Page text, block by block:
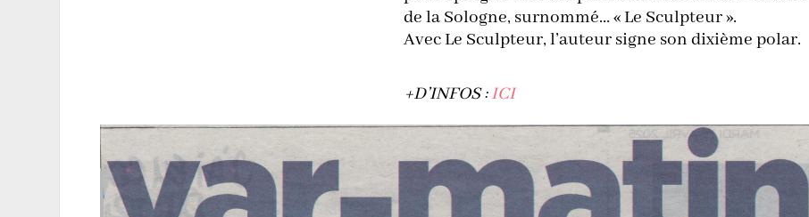
de la Sologne, surnommé… « Le Sculpteur ».
Avec Le Sculpteur, l’auteur signe son dixième polar.
+D’INFOS :ICI